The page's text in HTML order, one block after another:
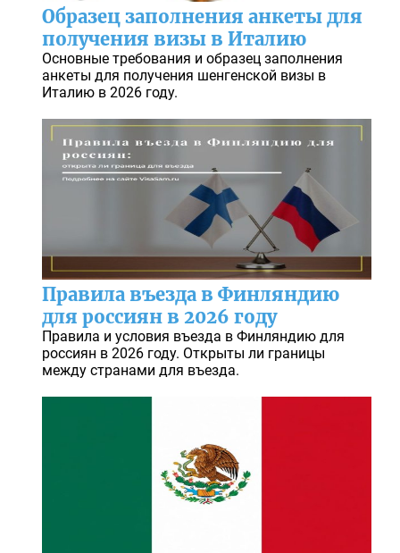
Образец заполнения анкеты для
получения визы в Италию
Основные требования и образец заполнения
анкеты для получения шенгенской визы в
Италию в 2026 году.
Правила въезда в Финляндию
для россиян в 2026 году
Правила и условия въезда в Финляндию для
россиян в 2026 году. Открыты ли границы
между странами для въезда.